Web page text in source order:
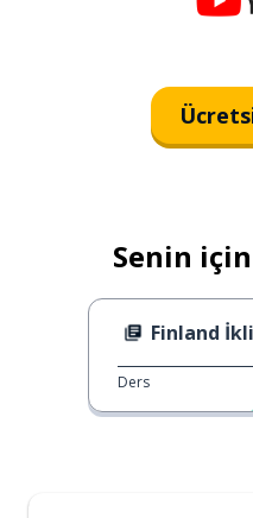
Senin
Finland İklim
Ders